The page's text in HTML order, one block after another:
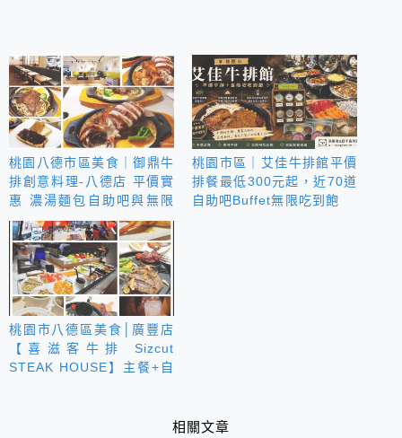
桃園八德市區美食｜御鼎牛
排創意料理-八德店 平價實
惠 濃湯麵包自助吧與無限
續麵
桃園市區｜艾佳牛排館平價
排餐最低300元起，近70道
自助吧Buffet無限吃到飽
桃園市八德區美食│廣豐店
【喜滋客牛排 Sizcut
STEAK HOUSE】主餐+自
相關文章